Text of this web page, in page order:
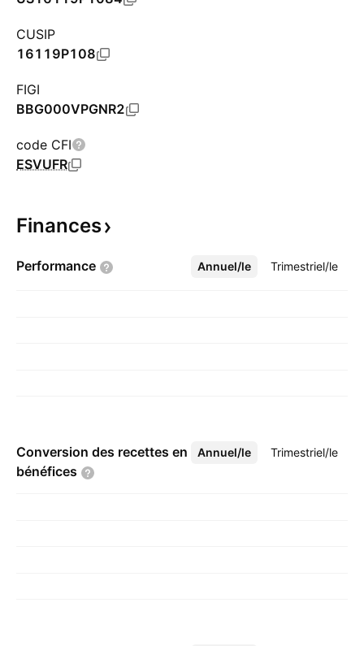
CUSIP
16119P108
FIGI
BBG000VPGNR2
code CFI
ESVUFR
Finances
Performance Annuel/le Trimestriel/le
Plus
Conversion des recettes en
bénéfices
Annuel/le Trimestriel/le
Plus